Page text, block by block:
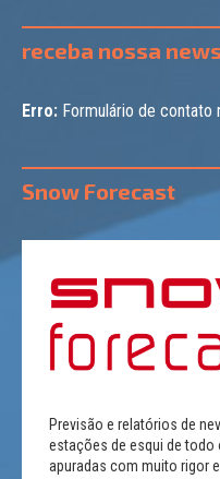
receba nossa
Erro: Formulário de contato
Snow Forecast
Previsão e relatórios de
estações de esqui de
apuradas com muito rigor